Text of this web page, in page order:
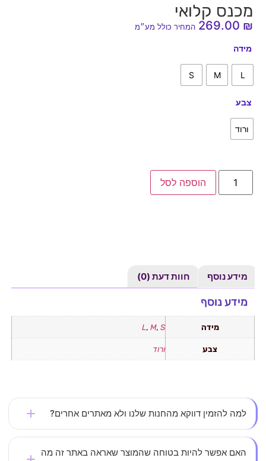
מכנס קלואי
269.00 ₪ המחיר כולל מע״מ
מידה
L
M
S
צבע
ורוד
הוספה לסל
מידע נוסף חוות דעת (0)
מידע נוסף
מידה L, M, S
צבע ורוד
למה להזמין דווקא מהחנות שלנו ולא מאתרים אחרים?
אצלנו את לא עוד מספר – כל לקוחה חשובה לנו. אנחנו
האם אפשר להיות בטוחה שהמוצר שאראה באתר זה מה